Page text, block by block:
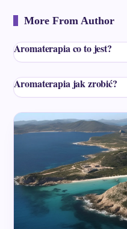
More From Author
Aromaterapia co to jest?
Aromaterapia jak zrobić?